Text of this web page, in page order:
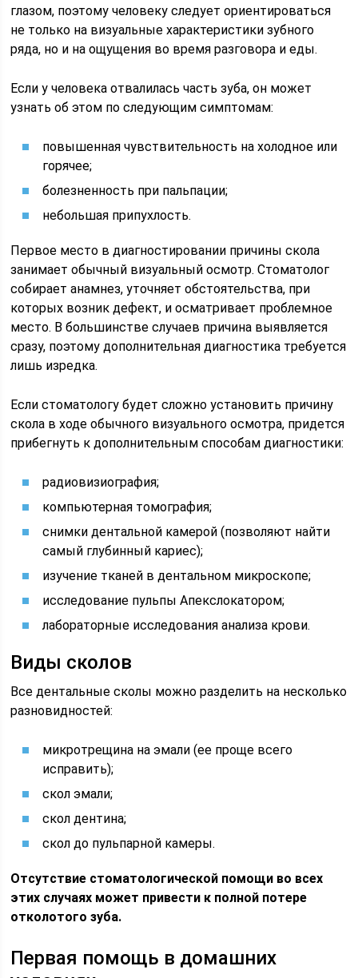
глазом, поэтому человеку следует ориентироваться
не только на визуальные характеристики зубного
ряда, но и на ощущения во время разговора и еды.
Если у человека отвалилась часть зуба, он может
узнать об этом по следующим симптомам:
повышенная чувствительность на холодное или
горячее;
болезненность при пальпации;
небольшая припухлость.
Первое место в диагностировании причины скола
занимает обычный визуальный осмотр. Стоматолог
собирает анамнез, уточняет обстоятельства, при
которых возник дефект, и осматривает проблемное
место. В большинстве случаев причина выявляется
сразу, поэтому дополнительная диагностика требуется
лишь изредка.
Если стоматологу будет сложно установить причину
скола в ходе обычного визуального осмотра, придется
прибегнуть к дополнительным способам диагностики:
радиовизиография;
компьютерная томография;
снимки дентальной камерой (позволяют найти
самый глубинный кариес);
изучение тканей в дентальном микроскопе;
исследование пульпы Апекслокатором;
лабораторные исследования анализа крови.
Виды сколов
Все дентальные сколы можно разделить на несколько
разновидностей:
микротрещина на эмали (ее проще всего
исправить);
скол эмали;
скол дентина;
скол до пульпарной камеры.
Отсутствие стоматологической помощи во всех
этих случаях может привести к полной потере
отколотого зуба.
Первая помощь в домашних